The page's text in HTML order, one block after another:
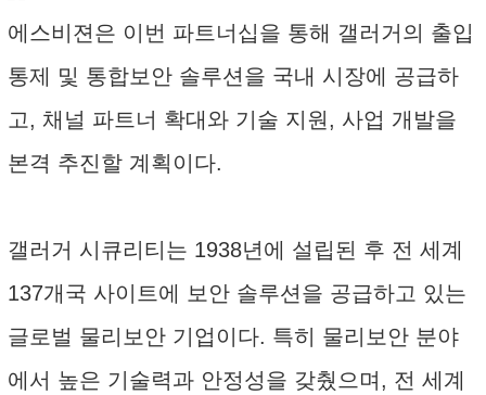
에스비젼은 이번 파트너십을 통해 갤러거의 출입
통제 및 통합보안 솔루션을 국내 시장에 공급하
고, 채널 파트너 확대와 기술 지원, 사업 개발을
본격 추진할 계획이다.
갤러거 시큐리티는 1938년에 설립된 후 전 세계
137개국 사이트에 보안 솔루션을 공급하고 있는
글로벌 물리보안 기업이다. 특히 물리보안 분야
에서 높은 기술력과 안정성을 갖췄으며, 전 세계